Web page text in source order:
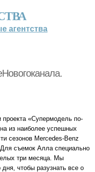
агентства
«Супермодель по-
из наиболее успешных
сезонов Mercedes-Benz
съемок Алла специально
три месяца. Мы
чтобы разузнать все о